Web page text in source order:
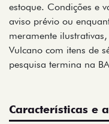
estoque. Condições e
aviso prévio ou
meramente
Vulcano com itens de
pesquisa termina na
Características e